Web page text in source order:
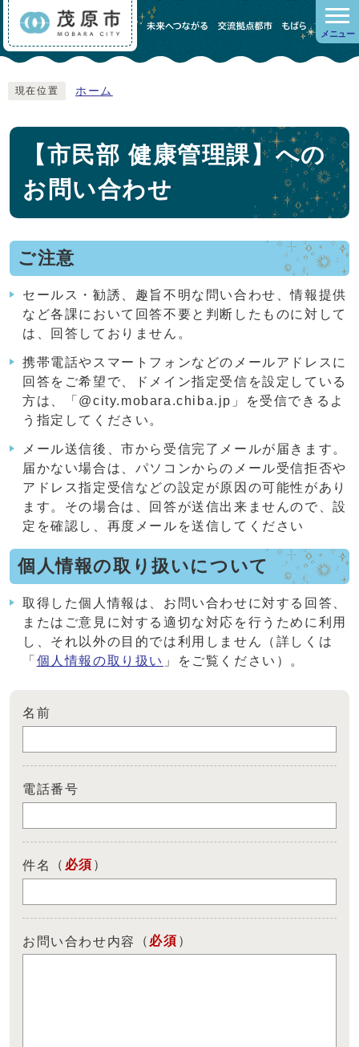
メニュー
現在位置 ホーム
【市民部 健康管理課】への
お問い合わせ
ご注意
セールス・勧誘、趣旨不明な問い合わせ、情報提供
など各課において回答不要と判断したものに対して
は、回答しておりません。
携帯電話やスマートフォンなどのメールアドレスに
回答をご希望で、ドメイン指定受信を設定している
方は、「@city.mobara.chiba.jp」を受信できるよ
う指定してください。
メール送信後、市から受信完了メールが届きます。
届かない場合は、パソコンからのメール受信拒否や
アドレス指定受信などの設定が原因の可能性があり
ます。その場合は、回答が送信出来ませんので、設
定を確認し、再度メールを送信してください
個人情報の取り扱いについて
取得した個人情報は、お問い合わせに対する回答、
またはご意見に対する適切な対応を行うために利用
し、それ以外の目的では利用しません（詳しくは
「 個人情報の取り扱い 」をご覧ください）。
名前
電話番号
件名 （ 必須 ）
お問い合わせ内容 （ 必須 ）